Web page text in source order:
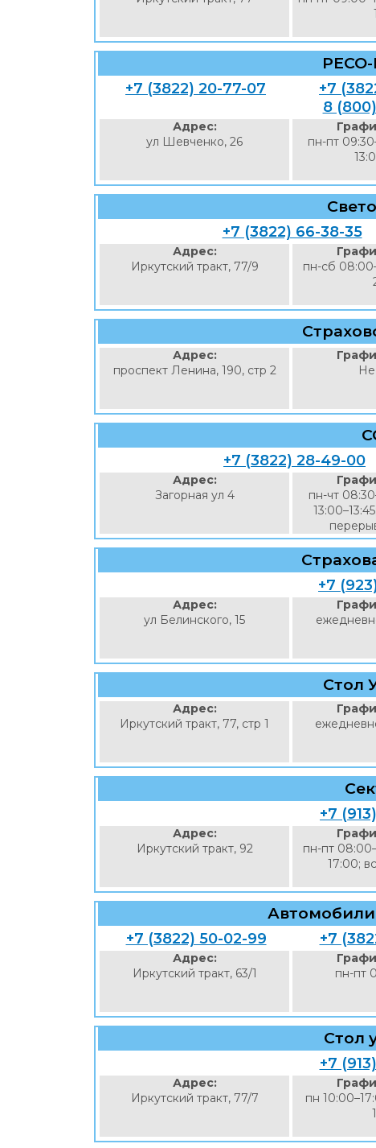
РЕСО-
+7 (3822) 20-77-07 +7
8
Адрес:
ул Шевченко, 26
пн-пт
+7 (3822) 66-38-35
Адрес:
Иркутский тракт, 77/9
пн-сб
Адрес:
проспект Ленина, 190, стр 2
Не
+7 (3822) 28-49-00
Адрес:
Загорная ул 4
пн-чт
+7
Адрес:
ул Белинского, 15
Стол
Адрес:
Иркутский тракт, 77, стр 1
+7
Адрес:
Иркутский тракт, 92
пн-пт
17:00;
+7 (3822) 50-02-99 +7
Адрес:
Иркутский тракт, 63/1
пн-пт
Стол
+7
Адрес:
Иркутский тракт, 77/7
пн